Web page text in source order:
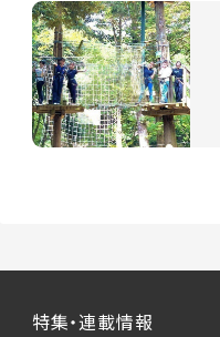
特集・連載情報